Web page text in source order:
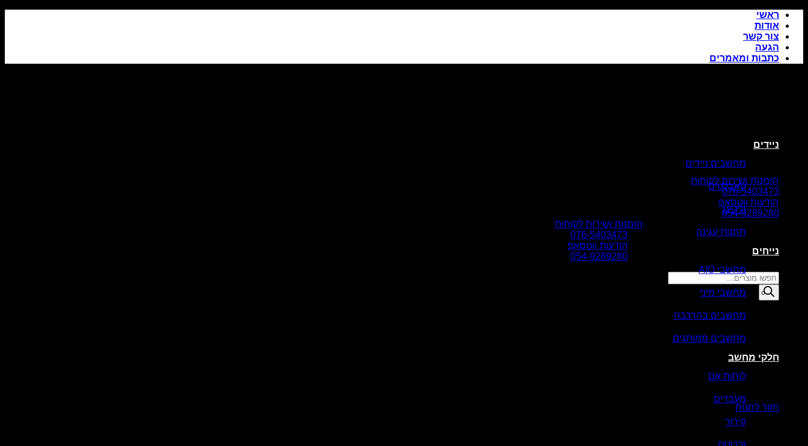
Skip
content
ראשי
אודות
צור קשר
הגעה
כתבות ומאמרים
הזמנות ושירות לקוחות
076-5403473
הודעות ווטסאפ
054-9289280
הזמנות ושירות לקוחות
076-5403473
הודעות ווטסאפ
054-9289280
Products
search
סל קניות
חזור לחנות
ניידים
מחשבים ניידים
טאבלטים
תיקים
תחנות עגינה
נייחים
מחשבי AIO
מחשבי מיני
מחשבים בהרכבה
מחשבים ממותגים
חלקי מחשב
לוחות אם
מעבדים
קירור